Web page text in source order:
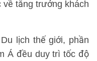
tăng trưởng khách
lịch thế giới, phần
Á đều duy trì tốc độ